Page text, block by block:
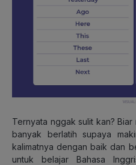
Ternyata nggak sulit kan?
banyak berlatih supaya
kalimatnya dengan baik dan
untuk belajar Bahasa